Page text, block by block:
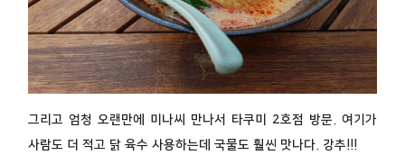
그리고 엄청 오랜만에 미나씨 만나서 타쿠미 2호점 방문. 여기가
사람도 더 적고 닭 육수 사용하는데 국물도 훨씬 맛나다. 강추!!!